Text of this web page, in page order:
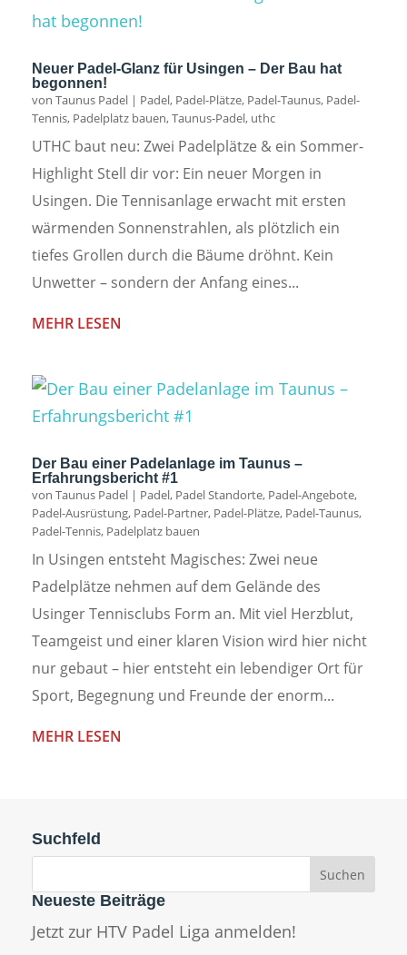
Neuer Padel-Glanz für Usingen – Der Bau hat
begonnen!
von Taunus Padel | Padel, Padel-Plätze, Padel-Taunus, Padel-
Tennis, Padelplatz bauen,Taunus-Padel, uthc
UTHC baut neu: Zwei Padelplätze & ein Sommer-
Highlight Stell dir vor: Ein neuer Morgen in
Usingen. Die Tennisanlage erwacht mit ersten
wärmenden Sonnenstrahlen, als plötzlich ein
tiefes Grollen durch die Bäume dröhnt. Kein
Unwetter – sondern der Anfang eines...
MEHR LESEN
Der Bau einer Padelanlage im Taunus –
Erfahrungsbericht #1
von Taunus Padel | Padel, Padel Standorte, Padel-Angebote,
Padel-Ausrüstung, Padel-Partner, Padel-Plätze, Padel-Taunus,
Padel-Tennis, Padelplatz bauen
In Usingen entsteht Magisches: Zwei neue
Padelplätze nehmen auf dem Gelände des
Usinger Tennisclubs Form an. Mit viel Herzblut,
Teamgeist und einer klaren Vision wird hier nicht
nur gebaut – hier entsteht ein lebendiger Ort für
Sport, Begegnung und Freunde der enorm...
MEHR LESEN
Suchfeld
Neueste Beiträge
Jetzt zur HTV Padel Liga anmelden!